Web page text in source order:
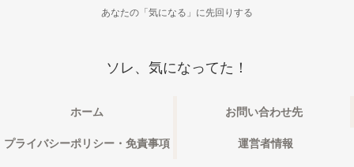
あなたの「気になる」に先回りする
ソレ、気になってた！
ホーム お問い合わせ先
プライバシーポリシー・免責事項 運営者情報